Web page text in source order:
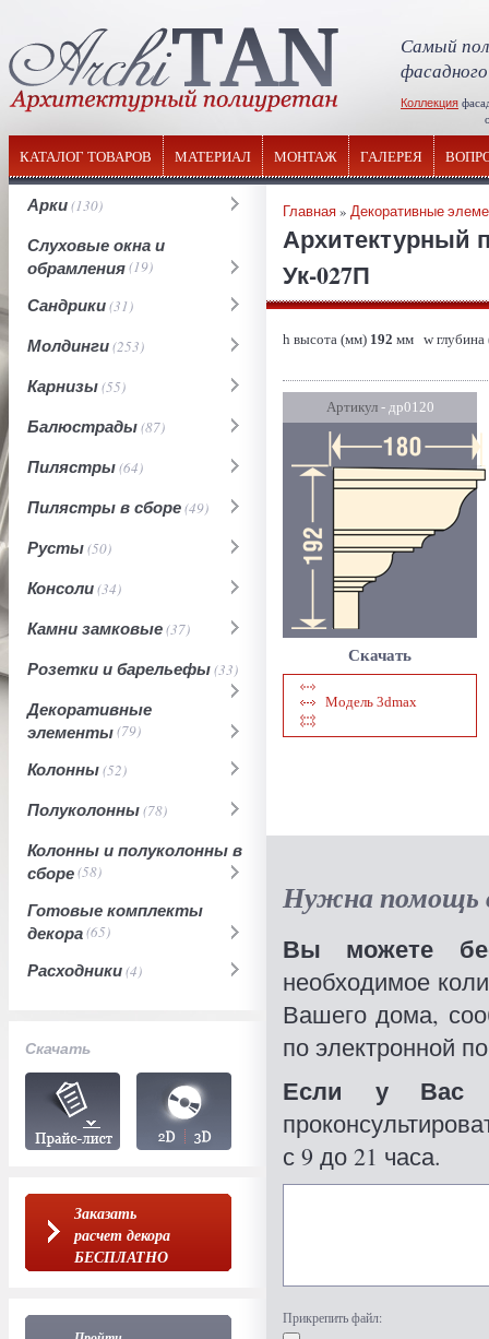
Самый
Коллекция
КАТАЛОГ ТОВАРОВ МАТЕРИАЛ МОНТАЖ ГАЛЕРЕЯ
Арки(130)
Слуховые окна и
обрамления(19)
Сандрики(31)
Молдинги(253)
Карнизы(55)
Балюстрады(87)
Пилястры(64)
Пилястры в сборе(49)
Русты(50)
Консоли(34)
Камни замковые(37)
Розетки и барельефы(33)
Декоративные
элементы(79)
Колонны(52)
Полуколонны(78)
Колонны и полуколонны в
сборе(58)
Готовые комплекты
декора(65)
Расходники(4)
Скачать
Заказать
расчет декора
БЕСПЛАТНО
Главная» Декоративные
Архитектурный
Ук-027П
h высота (мм) 192 мм w
Артикул- др0120
Скачать
Модель 3dmax
Нужна помощь
Вы можете
необходимое
Вашего дома,
по электронной
Если у Вас
с 9 до 21 часа.
Прикрепить файл: